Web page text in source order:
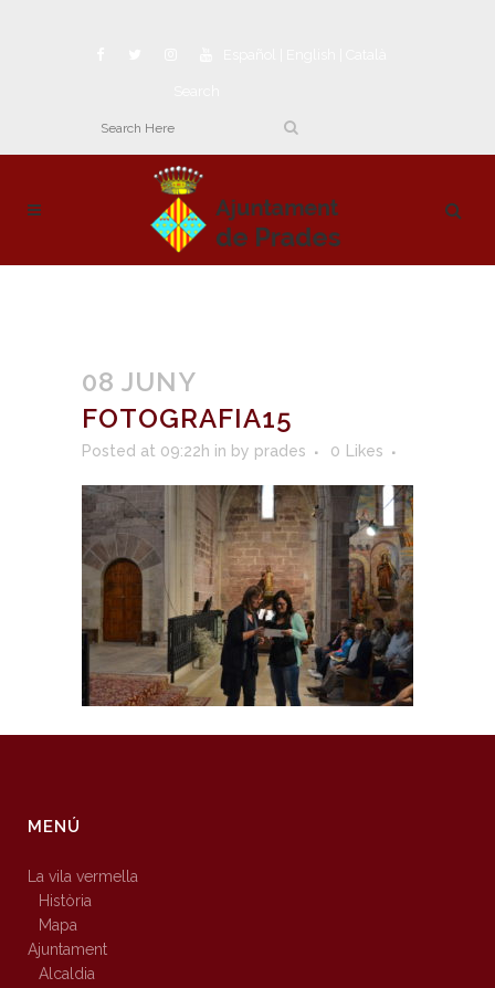
08 JUNY
FOTOGRAFIA15
Posted at 09:22h in by prades 0 Likes
MENÚ
La vila vermella
Història
Mapa
Ajuntament
Alcaldia